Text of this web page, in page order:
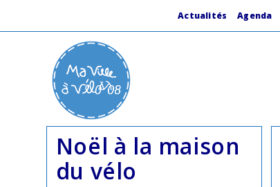
Actualités Agenda
Noël à la maison
du vélo